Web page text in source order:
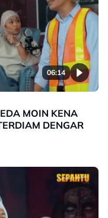
06:14
MOIN KENA
DENGAR